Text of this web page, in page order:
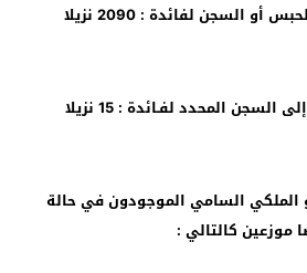
السجن لفائدة : 2090 نزيلا
المحدد لفـائدة : 15 نزيلا
السامي الموجودون في حالة